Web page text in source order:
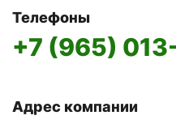
Телефоны
+7 (965)
Адрес компании